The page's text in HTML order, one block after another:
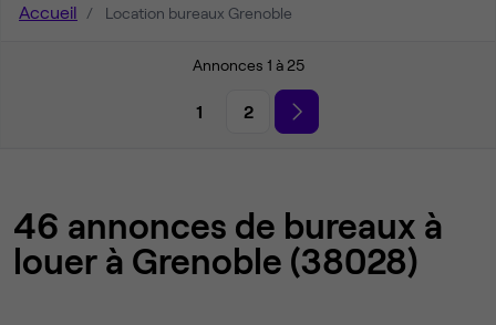
Accueil Location bureaux Grenoble
Annonces 1 à 25
1 2
46 annonces de bureaux à
louer à Grenoble (38028)